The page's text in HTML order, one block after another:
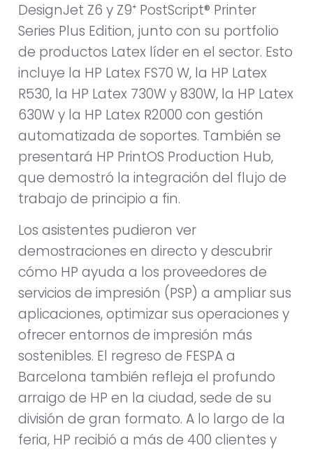
DesignJet Z6 y Z9⁺ PostScript® Printer
Series Plus Edition, junto con su portfolio
de productos Latex líder en el sector. Esto
incluye la HP Latex FS70 W, la HP Latex
R530, la HP Latex 730W y 830W, la HP Latex
630W y la HP Latex R2000 con gestión
automatizada de soportes. También se
presentará HP PrintOS Production Hub,
que demostró la integración del flujo de
trabajo de principio a fin.
Los asistentes pudieron ver
demostraciones en directo y descubrir
cómo HP ayuda a los proveedores de
servicios de impresión (PSP) a ampliar sus
aplicaciones, optimizar sus operaciones y
ofrecer entornos de impresión más
sostenibles. El regreso de FESPA a
Barcelona también refleja el profundo
arraigo de HP en la ciudad, sede de su
división de gran formato. A lo largo de la
feria, HP recibió a más de 400 clientes y